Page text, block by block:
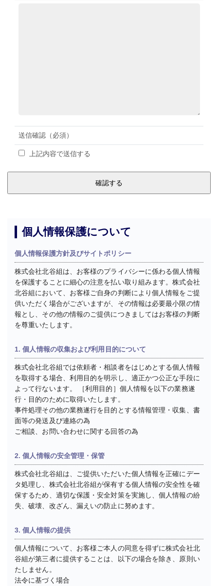
送信確認（必須）
上記内容で送信する
個人情報保護について
個人情報保護方針及びサイトポリシー
株式会社北谷組は、お客様のプライバシーに係わる個人情報
を保護することに細心の注意を払い取り組みます。株式会社
北谷組において、お客様ご自身の判断により個人情報をご提
供いただく場合がございますが、その情報は必要最小限の情
報とし、その他の情報のご提供につきましてはお客様の判断
を尊重いたします。
1. 個人情報の収集および利用目的について
株式会社北谷組では依頼者・相談者をはじめとする個人情報
を取得する場合、利用目的を明示し、適正かつ公正な手段に
よって行ないます。 ［利用目的］個人情報を以下の業務遂
行・目的のために取得いたします。
事件処理その他の業務遂行を目的とする情報管理・収集、書
面等の発送及び連絡の為
ご相談、お問い合わせに関する回答の為
2. 個人情報の安全管理・保管
株式会社北谷組は、ご提供いただいた個人情報を正確にデー
タ処理し、株式会社北谷組が保有する個人情報の安全性を確
保するため、適切な保護・安全対策を実施し、個人情報の紛
失、破壊、改ざん、漏えいの防止に努めます。
3. 個人情報の提供
個人情報について、お客様ご本人の同意を得ずに株式会社北
谷組が第三者に提供することは、以下の場合を除き、原則い
たしません。
法令に基づく場合